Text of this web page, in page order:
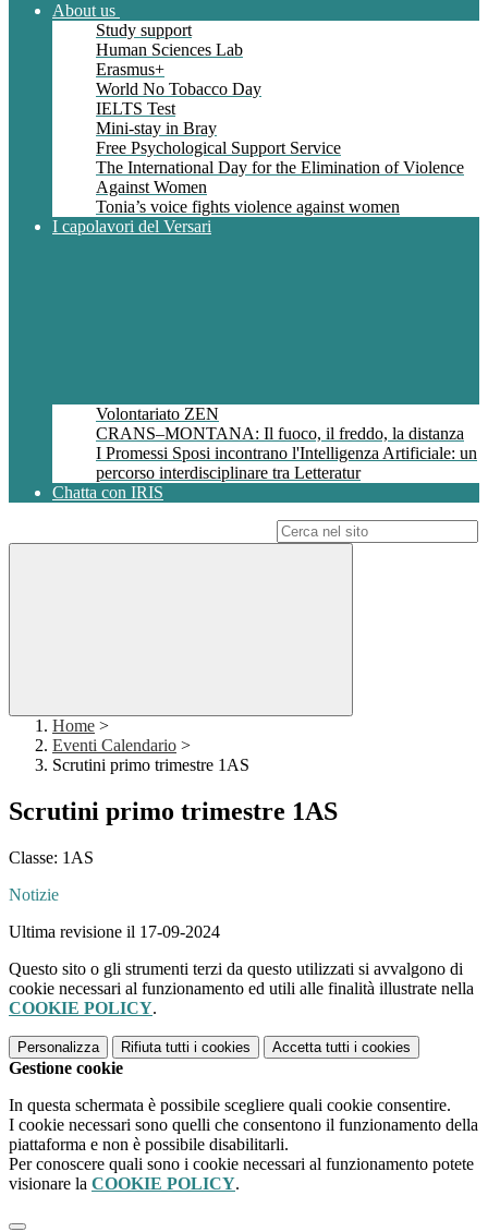
About us
Study support
Human Sciences Lab
Erasmus+
World No Tobacco Day
IELTS Test
Mini-stay in Bray
Free Psychological Support Service
The International Day for the Elimination of Violence
Against Women
Tonia’s voice fights violence against women
I capolavori del Versari
Volontariato ZEN
CRANS–MONTANA: Il fuoco, il freddo, la distanza
I Promessi Sposi incontrano l'Intelligenza Artificiale: un
percorso interdisciplinare tra Letteratur
Chatta con IRIS
Home >
Eventi Calendario >
Scrutini primo trimestre 1AS
Scrutini primo trimestre 1AS
Classe: 1AS
Notizie
Ultima revisione il 17-09-2024
Questo sito o gli strumenti terzi da questo utilizzati si avvalgono di
cookie necessari al funzionamento ed utili alle finalità illustrate nella
COOKIE POLICY.
Personalizza Rifiuta tutti i cookies Accetta tutti i cookies
Gestione cookie
In questa schermata è possibile scegliere quali cookie consentire.
I cookie necessari sono quelli che consentono il funzionamento della
piattaforma e non è possibile disabilitarli.
Per conoscere quali sono i cookie necessari al funzionamento potete
visionare la COOKIE POLICY.